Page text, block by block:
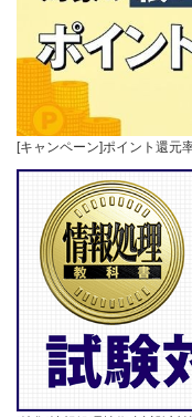
[キャンペーン]ポイント還